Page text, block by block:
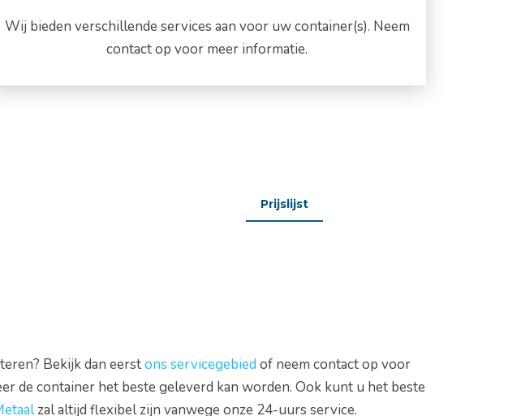
Wij bieden verschillende services aan voor uw container(s). Neem
contact op voor meer informatie.
Prijslijst
Bekijk dan eerstons servicegebied of neem contact op voor
de container het beste geleverd kan worden. Ook kunt u het beste
zal altijd flexibel zijn vanwege onze 24-uurs service.